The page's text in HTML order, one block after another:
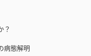
？
態解明